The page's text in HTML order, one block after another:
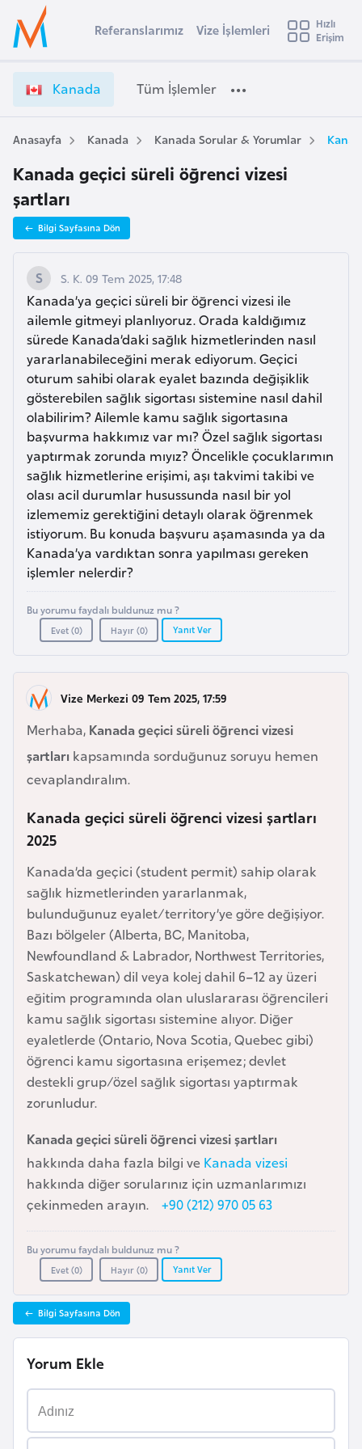
Ülke Seçimi
Başvuru yapmak istediğiniz ülkeyi seçin
Üye
Girişi
a
a
d
a
i
e
İ
ş
m
l
e
r
i
e
t
Referanslarımız Vize İşlemleri
Hızlı
Erişim
Kanada Tüm İşlemler
Anasayfa Kanada Kanada Sorular & Yorumlar
Kanada geçici süreli öğrenci vizesi
şartları
Bilgi Sayfasına Dön
S. K. 09 Tem 2025, 17:48
Kanada’ya geçici süreli bir öğrenci vizesi ile
ailemle gitmeyi planlıyoruz. Orada kaldığımız
sürede Kanada’daki sağlık hizmetlerinden nasıl
yararlanabileceğini merak ediyorum. Geçici
oturum sahibi olarak eyalet bazında değişiklik
gösterebilen sağlık sigortası sistemine nasıl dahil
olabilirim? Ailemle kamu sağlık sigortasına
başvurma hakkımız var mı? Özel sağlık sigortası
yaptırmak zorunda mıyız? Öncelikle çocuklarımın
sağlık hizmetlerine erişimi, aşı takvimi takibi ve
olası acil durumlar husussunda nasıl bir yol
izlememiz gerektiğini detaylı olarak öğrenmek
istiyorum. Bu konuda başvuru aşamasında ya da
Kanada’ya vardıktan sonra yapılması gereken
işlemler nelerdir?
Bu yorumu faydalı buldunuz mu ?
Evet (0) Hayır (0) Yanıt Ver
Vize Merkezi 09 Tem 2025, 17:59
Merhaba, Kanada geçici süreli öğrenci vizesi
şartları kapsamında sorduğunuz soruyu hemen
cevaplandıralım.
Kanada geçici süreli öğrenci vizesi şartları
2025
Kanada’da geçici (student permit) sahip olarak
sağlık hizmetlerinden yararlanmak,
bulunduğunuz eyalet/territory’ye göre değişiyor.
Bazı bölgeler (Alberta, BC, Manitoba,
Newfoundland & Labrador, Northwest Territories,
Saskatchewan) dil veya kolej dahil 6–12 ay üzeri
eğitim programında olan uluslararası öğrencileri
kamu sağlık sigortası sistemine alıyor. Diğer
eyaletlerde (Ontario, Nova Scotia, Quebec gibi)
öğrenci kamu sigortasına erişemez; devlet
destekli grup/özel sağlık sigortası yaptırmak
zorunludur.
Kanada geçici süreli öğrenci vizesi şartları
hakkında daha fazla bilgi ve Kanada vizesi
hakkında diğer sorularınız için uzmanlarımızı
çekinmeden arayın.
+90 (212) 970 05 63
Bu yorumu faydalı buldunuz mu ?
Evet (0) Hayır (0) Yanıt Ver
Bilgi Sayfasına Dön
Yorum Ekle
s
t
r
a
A
v
u
s
t
u
r
y
a
A
z
e
r
b
a
y
c
a
n
B
a
h
e
y
n
B
a
n
g
l
a
d
e
ş
B
e
l
a
u
s
B
e
l
i
k
a
B
n